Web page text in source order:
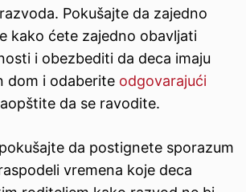
Pokušajte da zajedno
kako ćete zajedno obavljati
i obezbediti da deca imaju
dom i odaberite odgovarajući
da se ravodite.
da postignete sporazum
vremena koje deca